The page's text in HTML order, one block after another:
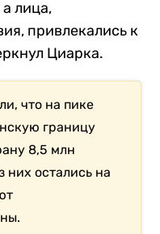
лица,
привлекались к
Циарка.
что на пике
границу
8,5 млн
них остались на